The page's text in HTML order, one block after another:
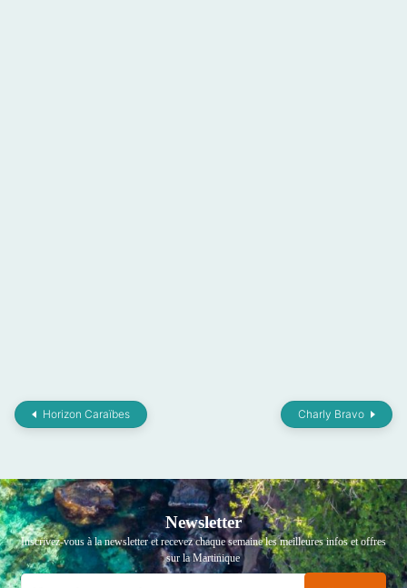
Horizon Caraïbes Charly Bravo
Newsletter
Inscrivez-vous à la newsletter et recevez chaque semaine les meilleures infos et offres
sur la Martinique